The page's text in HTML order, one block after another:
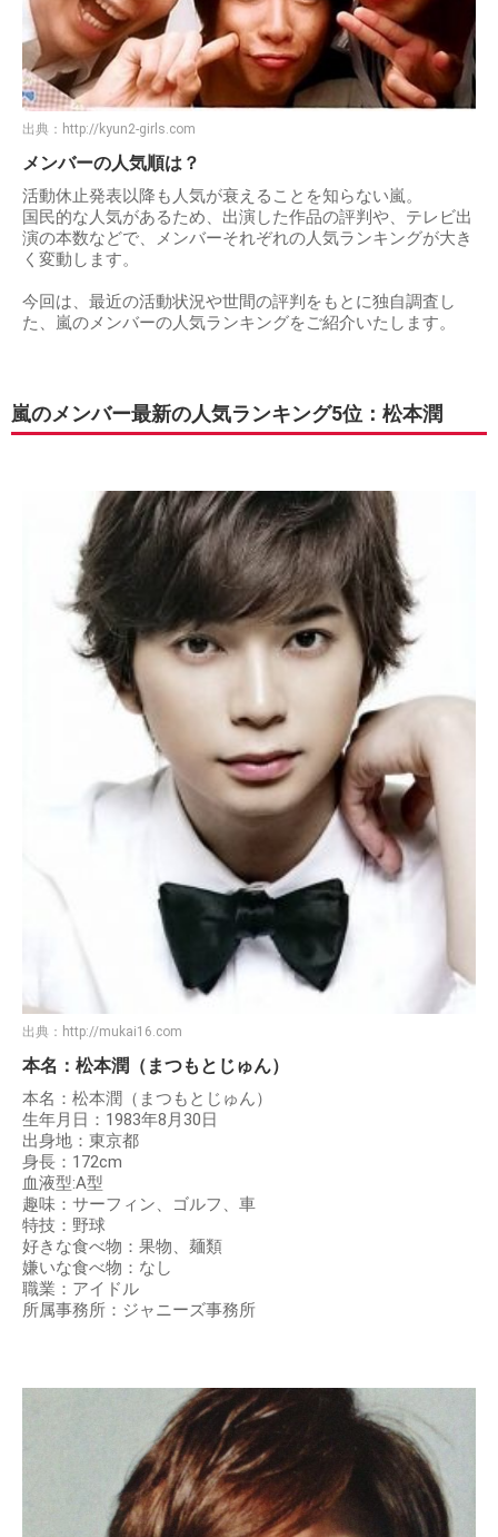
出典： http://kyun2-girls.com
メンバーの人気順は？
活動休止発表以降も人気が衰えることを知らない嵐。
国民的な人気があるため、出演した作品の評判や、テレビ出
演の本数などで、メンバーそれぞれの人気ランキングが大き
く変動します。
今回は、最近の活動状況や世間の評判をもとに独自調査し
た、嵐のメンバーの人気ランキングをご紹介いたします。
嵐のメンバー最新の人気ランキング5位：松本潤
出典： http://mukai16.com
本名：松本潤（まつもとじゅん）
本名：松本潤（まつもとじゅん）
生年月日：1983年8月30日
出身地：東京都
身長：172cm
血液型:A型
趣味：サーフィン、ゴルフ、車
特技：野球
好きな食べ物：果物、麺類
嫌いな食べ物：なし
職業：アイドル
所属事務所：ジャニーズ事務所